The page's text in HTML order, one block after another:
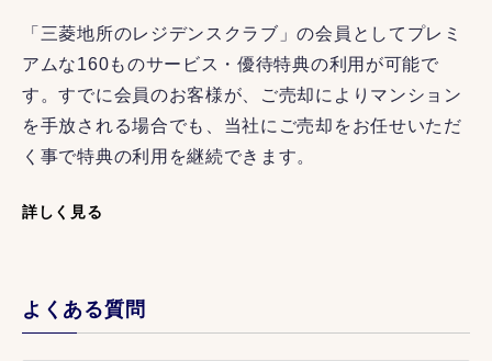
「三菱地所のレジデンスクラブ」の会員としてプレミ
アムな160ものサービス・優待特典の利用が可能で
す。すでに会員のお客様が、ご売却によりマンション
を手放される場合でも、当社にご売却をお任せいただ
く事で特典の利用を継続できます。
詳しく見る
よくある質問